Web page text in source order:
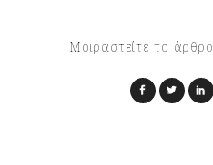
Μοιραστείτε το άρθρο